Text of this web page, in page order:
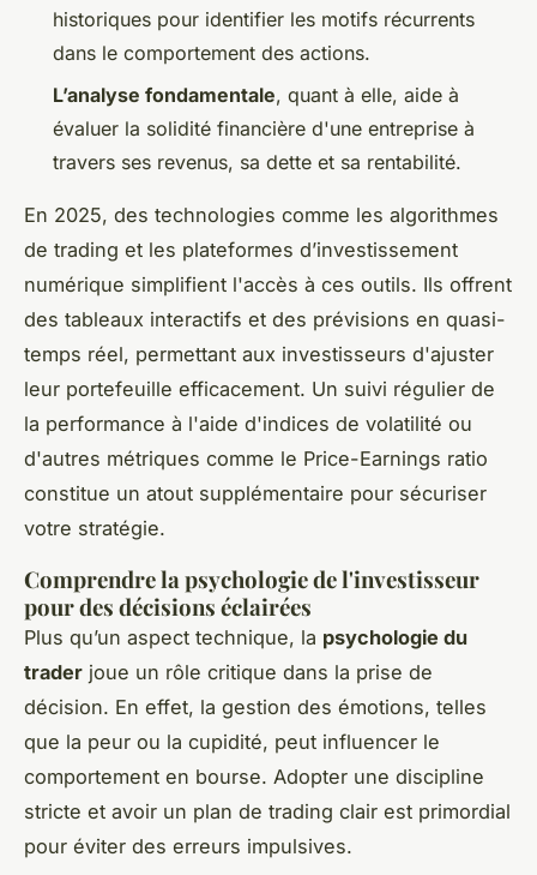
historiques pour identifier les motifs récurrents
dans le comportement des actions.
L’analyse fondamentale, quant à elle, aide à
évaluer la solidité financière d'une entreprise à
travers ses revenus, sa dette et sa rentabilité.
En 2025, des technologies comme les algorithmes
de trading et les plateformes d’investissement
numérique simplifient l'accès à ces outils. Ils offrent
des tableaux interactifs et des prévisions en quasi-
temps réel, permettant aux investisseurs d'ajuster
leur portefeuille efficacement. Un suivi régulier de
la performance à l'aide d'indices de volatilité ou
d'autres métriques comme le Price-Earnings ratio
constitue un atout supplémentaire pour sécuriser
votre stratégie.
Comprendre la psychologie de l'investisseur
pour des décisions éclairées
Plus qu’un aspect technique, la psychologie du
trader joue un rôle critique dans la prise de
décision. En effet, la gestion des émotions, telles
que la peur ou la cupidité, peut influencer le
comportement en bourse. Adopter une discipline
stricte et avoir un plan de trading clair est primordial
pour éviter des erreurs impulsives.